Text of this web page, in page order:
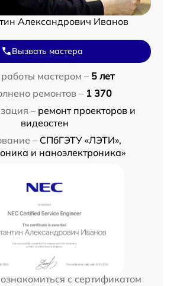
Александрович Иванов
Вызвать мастера
мастером – 5 лет
ремонтов – 1 370
– ремонт проекторов и
видеостен
– СПбГЭТУ «ЛЭТИ»,
и наноэлектроника»
с сертификатом